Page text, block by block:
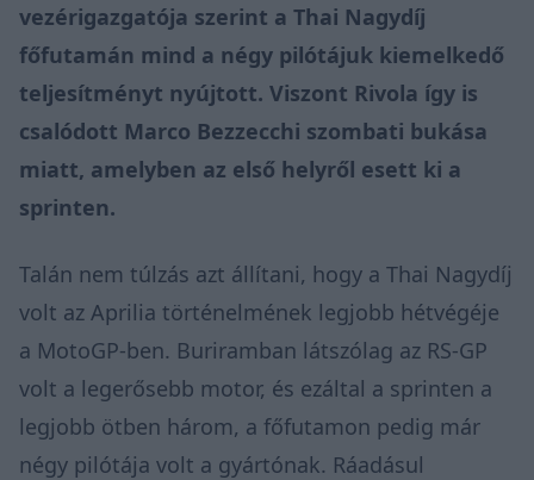
vezérigazgatója szerint a Thai Nagydíj
főfutamán mind a négy pilótájuk kiemelkedő
teljesítményt nyújtott. Viszont Rivola így is
csalódott Marco Bezzecchi szombati bukása
miatt, amelyben az első helyről esett ki a
sprinten.
Talán nem túlzás azt állítani, hogy a Thai Nagydíj
volt az Aprilia történelmének legjobb hétvégéje
a MotoGP-ben. Buriramban látszólag az RS-GP
volt a legerősebb motor, és ezáltal a sprinten a
legjobb ötben három, a főfutamon pedig már
négy pilótája volt a gyártónak. Ráadásul